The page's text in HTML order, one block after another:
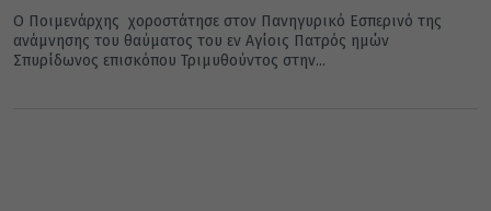
Ο Ποιμενάρχης χοροστάτησε στον Πανηγυρικό Εσπερινό της
ανάμνησης του θαύματος του εν Αγίοις Πατρός ημών
Σπυρίδωνος επισκόπου Τριμυθούντος στην...